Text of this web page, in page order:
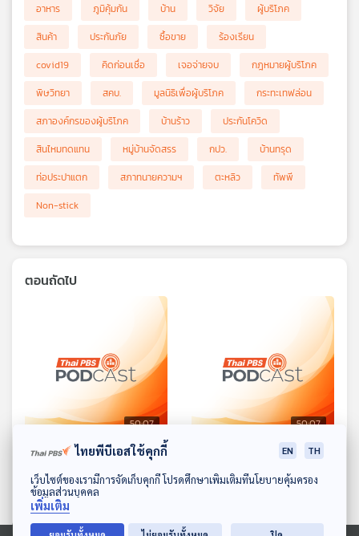
ดาวน์โหลด Thai PBS Podcast Application
อาหาร ภูมิคุ้มกัน บ้าน วิจัย
ผู้บริโภค
สินค้า
ประกันภัย ซื้อขาย
ร้องเรียน
covid19
คิดก่อนเชื่อ เจอจ่ายจบ
กฎหมายผู้บริโภค
พิษวิทยา
สคบ. มูลนิธิเพื่อผู้บริโภค
กระทะเทฟล่อน
สภาองค์กรของผู้บริโภค
บ้านร้าว
ประกันโควิด
สินไหมทดแทน
หมู่บ้านจัดสรร กปว.
บ้านทรุด
ท่อประปาแตก
สภาทนายความฯ ตะหลิว
ทัพพี
Non-stick
ตอนถัดไป
50:07
อย. ตรวจพบไซบูทรามีนใน
ผลิตภัณฑ์เสริมอาหาร /
ร้องถูกเพจเฟซบุ๊กหลอกพรี
ออเดอร์ซื้อลาบูบู้แต่ไม่ได้
ภูมิคุ้มกัน
50:07
Pre-Order ตุ๊กตาลาบูบู้ไม่
ได้สินค้า เสียหาย 12 ล้าน
ไทยพีบีเอสใช้คุกกี้ EN TH
เว็บไซต์ของเรามีการจัดเก็บคุกกี้ โปรดศึกษาเพิ่มเติมที่นโยบายคุ้มครอง
ข้อมูลส่วนบุคคล
เพิ่มเติม